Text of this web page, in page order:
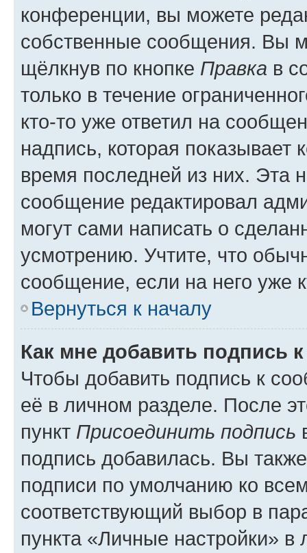
конференции, вы можете
собственные сообщения. Вы
щёлкнув по кнопке Правка в
только в течение
кто-то уже ответил на
надпись, которая показывает
время последней из них. Эта
сообщение редактировал
могут сами написать о
усмотрению. Учтите, что
сообщение, если на него уже
Вернуться к началу
Как мне добавить подпись
Чтобы добавить подпись к
её в личном разделе. После
пункт Присоединить подпись
подпись добавилась. Вы
подписи по умолчанию ко
соответствующий выбор в
пункта «Личные настройки»